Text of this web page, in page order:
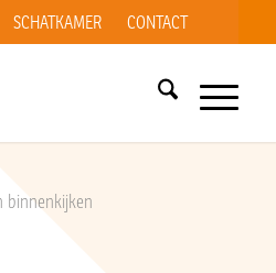
SCHATKAMER CONTACT
binnenkijken